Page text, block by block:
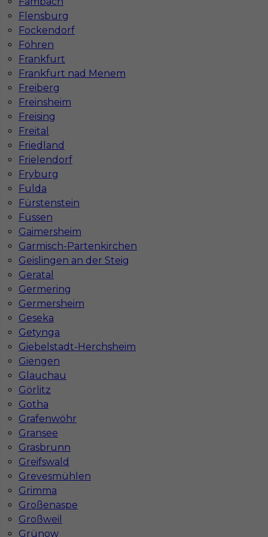
Flensburg
Fockendorf
Föhren
Frankfurt
Frankfurt nad Menem
Freiberg
Freinsheim
Freising
Freital
Friedland
Frielendorf
Fryburg
Fulda
Fürstenstein
Füssen
Gaimersheim
Garmisch-Partenkirchen
Geislingen an der Steig
Geratal
Germering
Germersheim
Geseka
Getynga
Giebelstadt-Herchsheim
Giengen
Glauchau
Görlitz
Gotha
Grafenwöhr
Gransee
Grasbrunn
Greifswald
Grevesmühlen
Grimma
Großenaspe
Großweil
Grünow
Jakie kursy warto zrobić, aby praca za
granicą była lepiej płatna?
Czy praca w Niemczech bez języka jest
możliwa?
Mapa ofert pracy
Mapa kategorii
Informacje w sprawie pracy
Telefon:793-577-977
Dane firmy
In-Serv Team Sp. z o.o.
ul. Bóżnicza 15/6
61-751 Poznań, Polen
NIP: PL7831822725
KRS: 0000855600
REGON: 386807002
Administracja